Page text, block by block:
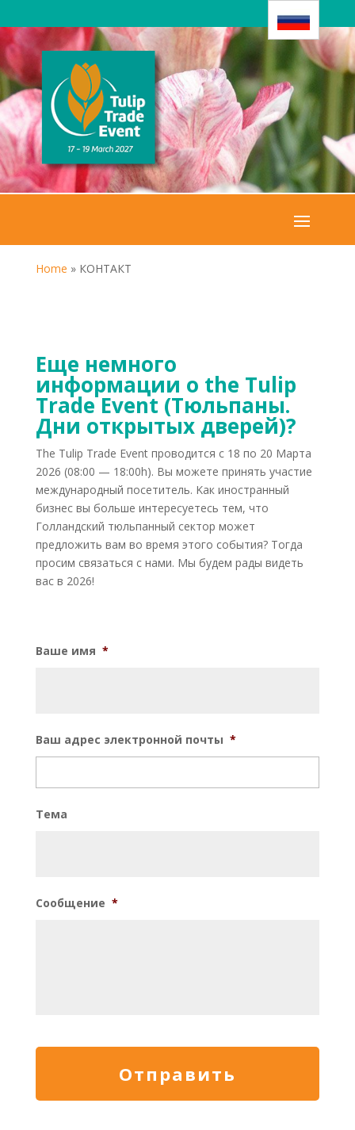
Home » КОНТАКТ
Еще немного
информации о the Tulip
Trade Event (Тюльпаны.
Дни открытых дверей)?
The Tulip Trade Event проводится с 18 по 20 Марта
2026 (08:00 — 18:00h). Вы можете принять участие
международный посетитель. Kак иностранный
бизнес вы больше интересуетесь тем, что
Голландский тюльпанный сектор может
предложить вам во время этого события? Тогда
просим связаться с нами. Мы будем рады видеть
вас в 2026!
Ваше имя *
Ваш адрес электронной почты *
Тема
Сообщение *